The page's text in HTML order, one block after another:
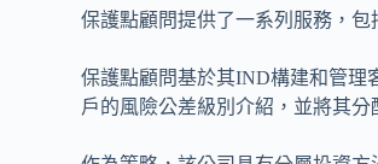
保護點顧問提供了一系列服務，
保護點顧問基於其IND構建和管理
戶的風險公差級別介紹，並將其